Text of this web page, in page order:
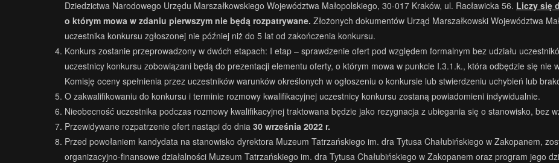
Dziedzictwa Narodowego Urzędu Marszałkowskiego Województwa Małopolskiego, 30-017 Kraków, ul. Racławicka 56. Liczy się
o którym mowa w zdaniu pierwszym nie będą rozpatrywane. Złożonych dokumentów Urząd Marszałkowski Województwa
uczestnika konkursu zgłoszonej nie później niż do 5 lat od zakończenia konkursu.
Konkurs zostanie przeprowadzony w dwóch etapach: I etap – sprawdzenie ofert pod względem formalnym bez udziału
uczestnicy konkursu zobowiązani będą do prezentacji elementu oferty, o którym mowa w punkcie I.3.1.k., która odbędzie się nie
Komisję oceny spełnienia przez uczestników warunków określonych w ogłoszeniu o konkursie lub stwierdzeniu uchybień lub
O zakwalifikowaniu do konkursu i terminie rozmowy kwalifikacyjnej uczestnicy konkursu zostaną powiadomieni indywidualnie.
Nieobecność uczestnika podczas rozmowy kwalifikacyjnej traktowana będzie jako rezygnacja z ubiegania się o stanowisko, bez
Przewidywane rozpatrzenie ofert nastąpi do dnia 30 września 2022 r.
Przed powołaniem kandydata na stanowisko dyrektora Muzeum Tatrzańskiego im. dra Tytusa Chałubińskiego w Zakopanem,
organizacyjno-finansowe działalności Muzeum Tatrzańskiego im. dra Tytusa Chałubińskiego w Zakopanem oraz program jego